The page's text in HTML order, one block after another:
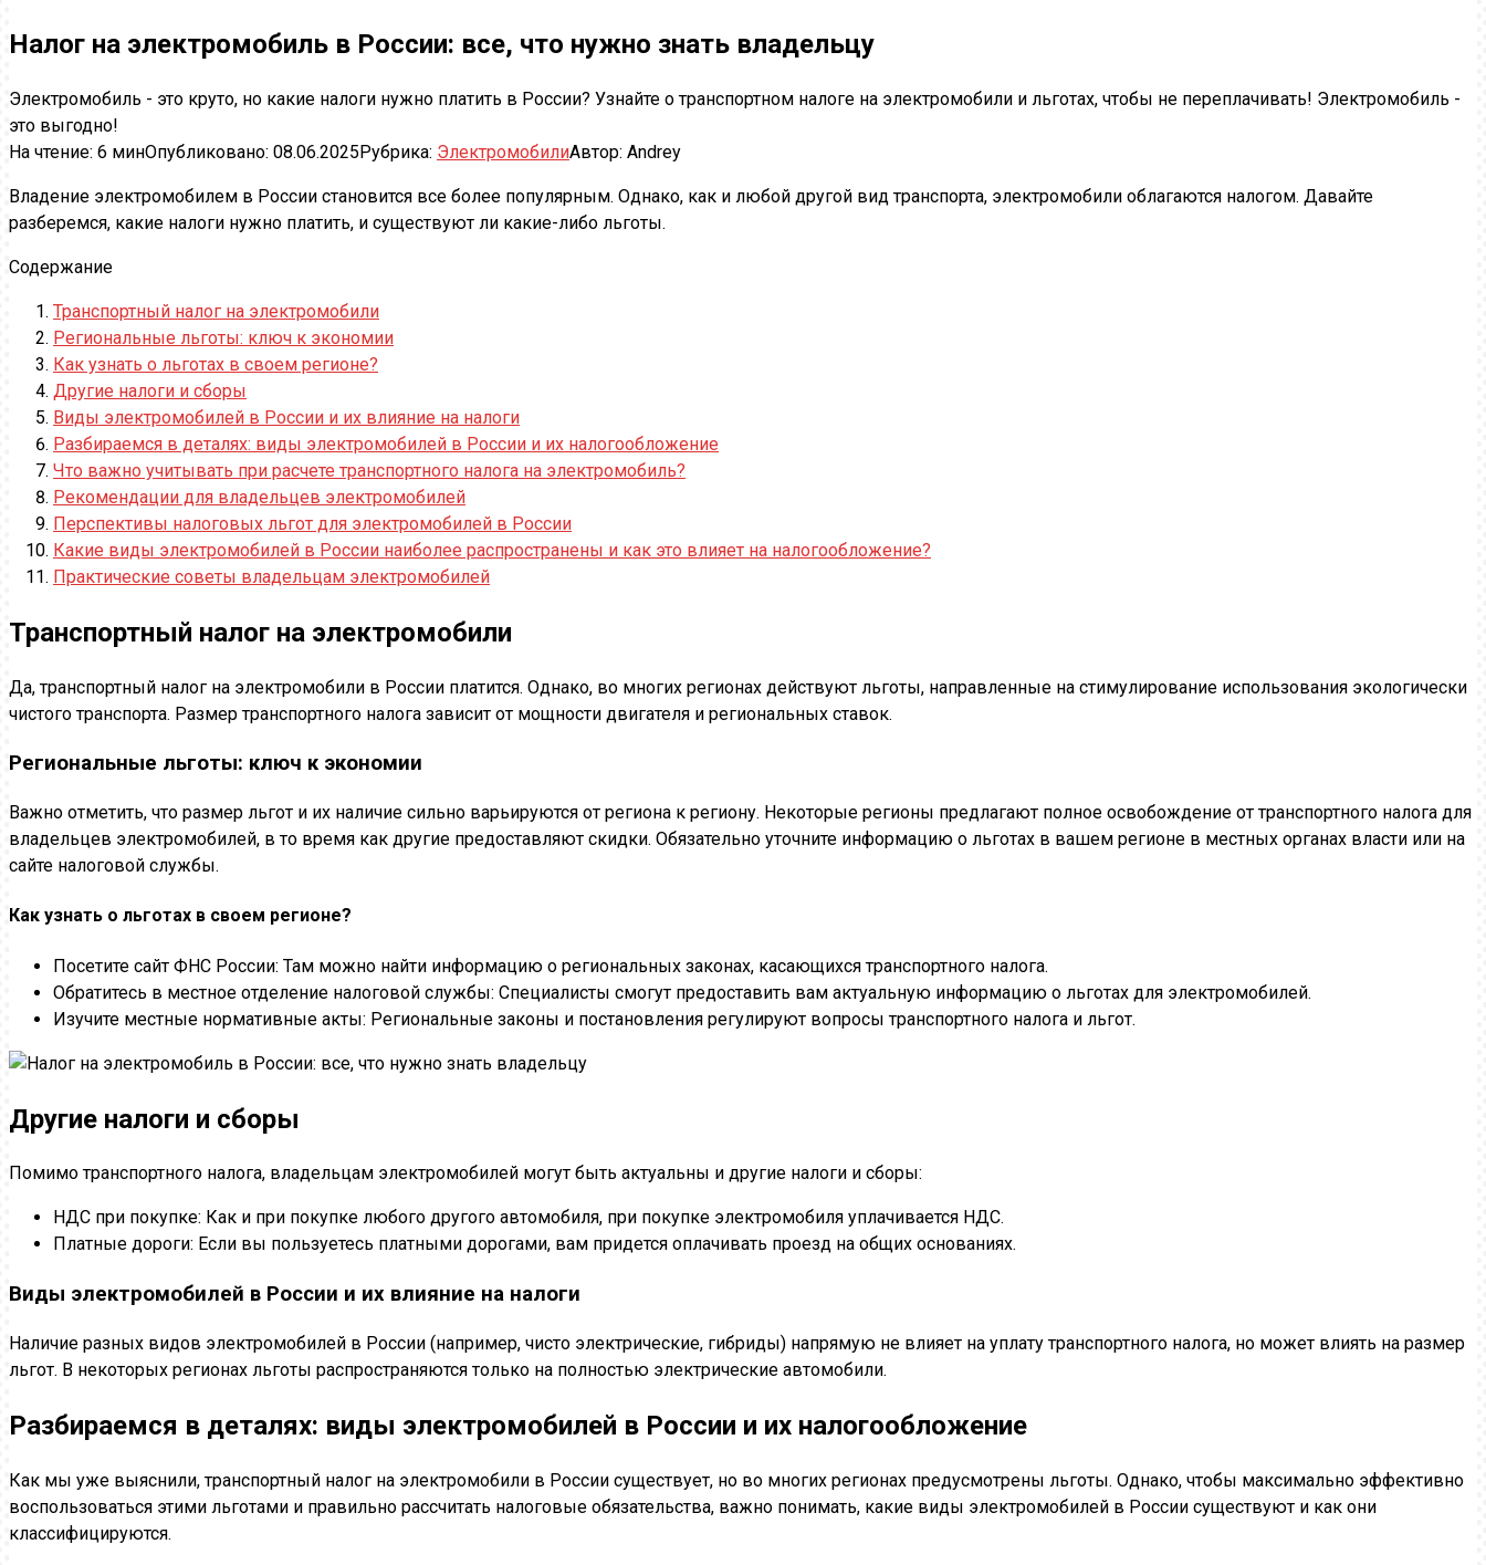
Налог на электромобиль в России: все, что нужно знать владельцу
Электромобиль - это круто, но какие налоги нужно платить в России? Узнайте о транспортном налоге на электромобили и льготах, чтобы не переплачивать! Электромобиль -
это выгодно!
На чтение: 6 минОпубликовано: 08.06.2025Рубрика: ЭлектромобилиАвтор: Andrey
Владение электромобилем в России становится все более популярным. Однако, как и любой другой вид транспорта, электромобили облагаются налогом. Давайте
разберемся, какие налоги нужно платить, и существуют ли какие-либо льготы.
Содержание
Транспортный налог на электромобили
Региональные льготы: ключ к экономии
Как узнать о льготах в своем регионе?
Другие налоги и сборы
Виды электромобилей в России и их влияние на налоги
Разбираемся в деталях: виды электромобилей в России и их налогообложение
Что важно учитывать при расчете транспортного налога на электромобиль?
Рекомендации для владельцев электромобилей
Перспективы налоговых льгот для электромобилей в России
Какие виды электромобилей в России наиболее распространены и как это влияет на налогообложение?
Практические советы владельцам электромобилей
Транспортный налог на электромобили
Да, транспортный налог на электромобили в России платится. Однако, во многих регионах действуют льготы, направленные на стимулирование использования экологически
чистого транспорта. Размер транспортного налога зависит от мощности двигателя и региональных ставок.
Региональные льготы: ключ к экономии
Важно отметить, что размер льгот и их наличие сильно варьируются от региона к региону. Некоторые регионы предлагают полное освобождение от транспортного налога для
владельцев электромобилей, в то время как другие предоставляют скидки. Обязательно уточните информацию о льготах в вашем регионе в местных органах власти или на
сайте налоговой службы.
Как узнать о льготах в своем регионе?
Посетите сайт ФНС России: Там можно найти информацию о региональных законах, касающихся транспортного налога.
Обратитесь в местное отделение налоговой службы: Специалисты смогут предоставить вам актуальную информацию о льготах для электромобилей.
Изучите местные нормативные акты: Региональные законы и постановления регулируют вопросы транспортного налога и льгот.
Другие налоги и сборы
Помимо транспортного налога, владельцам электромобилей могут быть актуальны и другие налоги и сборы:
НДС при покупке: Как и при покупке любого другого автомобиля, при покупке электромобиля уплачивается НДС.
Платные дороги: Если вы пользуетесь платными дорогами, вам придется оплачивать проезд на общих основаниях.
Виды электромобилей в России и их влияние на налоги
Наличие разных видов электромобилей в России (например, чисто электрические, гибриды) напрямую не влияет на уплату транспортного налога, но может влиять на размер
льгот. В некоторых регионах льготы распространяются только на полностью электрические автомобили.
Разбираемся в деталях: виды электромобилей в России и их налогообложение
Как мы уже выяснили, транспортный налог на электромобили в России существует, но во многих регионах предусмотрены льготы. Однако, чтобы максимально эффективно
воспользоваться этими льготами и правильно рассчитать налоговые обязательства, важно понимать, какие виды электромобилей в России существуют и как они
классифицируются.